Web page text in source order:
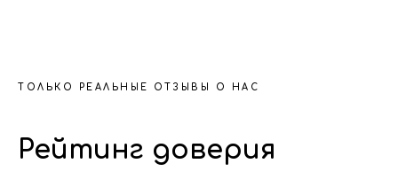
ТОЛЬКО РЕАЛЬНЫЕ ОТЗЫВЫ О НАС
Рейтинг доверия